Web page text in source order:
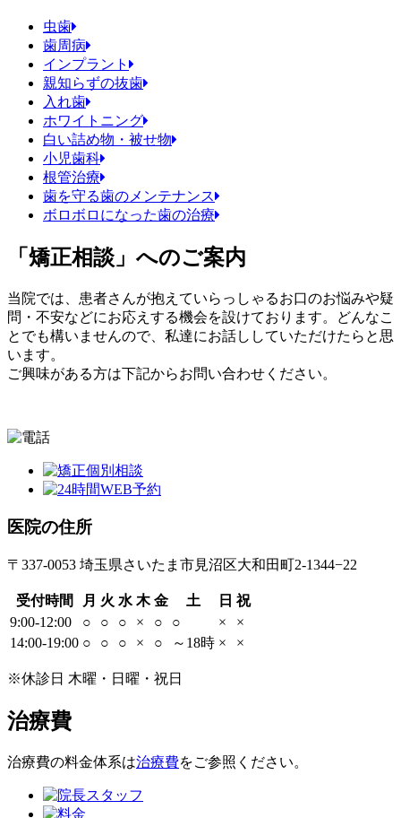
虫歯
歯周病
インプラント
親知らずの抜歯
入れ歯
ホワイトニング
白い詰め物・被せ物
小児歯科
根管治療
歯を守る歯のメンテナンス
ボロボロになった歯の治療
「矯正相談」へのご案内
当院では、患者さんが抱えていらっしゃるお口のお悩みや疑
問・不安などにお応えする機会を設けております。どんなこ
とでも構いませんので、私達にお話ししていただけたらと思
います。
ご興味がある方は下記からお問い合わせください。
医院の住所
〒337-0053 埼玉県さいたま市見沼区大和田町2-1344−22
受付時間 月 火 水 木 金 土 日 祝
9:00-12:00
○ ○ ○ × ○ ○ ×
×
14:00-19:00 ○ ○ ○ × ○ ～18時 × ×
※休診日 木曜・日曜・祝日
治療費
治療費の料金体系は治療費をご参照ください。